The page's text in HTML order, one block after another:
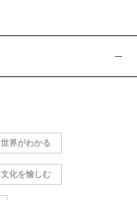
世界がわかる
文化を愉しむ